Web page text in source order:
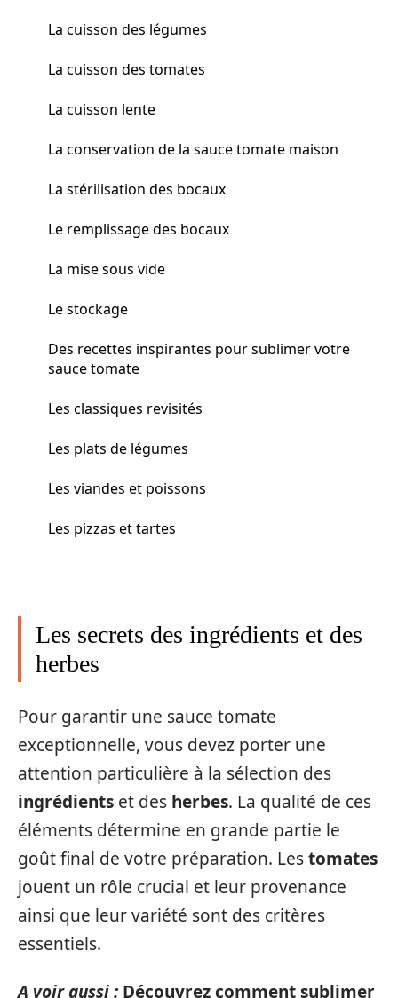
La cuisson des légumes
La cuisson des tomates
La cuisson lente
La conservation de la sauce tomate maison
La stérilisation des bocaux
Le remplissage des bocaux
La mise sous vide
Le stockage
Des recettes inspirantes pour sublimer votre
sauce tomate
Les classiques revisités
Les plats de légumes
Les viandes et poissons
Les pizzas et tartes
Les secrets des ingrédients et des
herbes
Pour garantir une sauce tomate
exceptionnelle, vous devez porter une
attention particulière à la sélection des
ingrédients et des herbes. La qualité de ces
éléments détermine en grande partie le
goût final de votre préparation. Lestomates
jouent un rôle crucial et leur provenance
ainsi que leur variété sont des critères
essentiels.
A voir aussi : Découvrez comment sublimer